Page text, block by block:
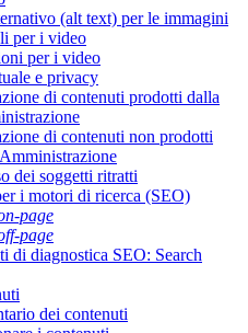
(alt text) per le immagini
per i video
per i video
e privacy
di contenuti prodotti dalla
di contenuti non prodotti
dei soggetti ritratti
i motori di ricerca (SEO)
page
page
di diagnostica SEO: Search
dei contenuti